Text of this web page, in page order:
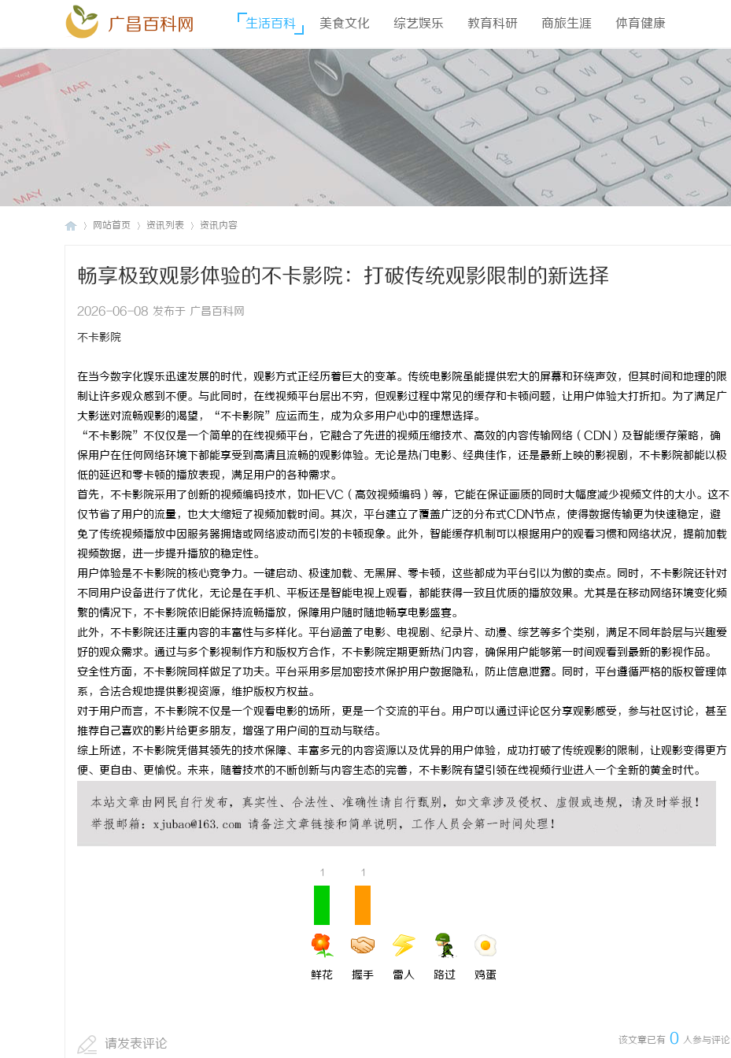
广昌百科网 生活百科 美食文化 综艺娱乐 教育科研 商旅生涯 体育健康
网站首页 资讯列表 资讯内容
畅享极致观影体验的不卡影院：打破传统观影限制的新选择
2026-06-08 发布于 广昌百科网
不卡影院
在当今数字化娱乐迅速发展的时代，观影方式正经历着巨大的变革。传统电影院虽能提供宏大的屏幕和环绕声效，但其时间和地理的限
制让许多观众感到不便。与此同时，在线视频平台层出不穷，但观影过程中常见的缓存和卡顿问题，让用户体验大打折扣。为了满足广
大影迷对流畅观影的渴望，“不卡影院”应运而生，成为众多用户心中的理想选择。
“不卡影院”不仅仅是一个简单的在线视频平台，它融合了先进的视频压缩技术、高效的内容传输网络（CDN）及智能缓存策略，确
保用户在任何网络环境下都能享受到高清且流畅的观影体验。无论是热门电影、经典佳作，还是最新上映的影视剧，不卡影院都能以极
低的延迟和零卡顿的播放表现，满足用户的各种需求。
首先，不卡影院采用了创新的视频编码技术，如HEVC（高效视频编码）等，它能在保证画质的同时大幅度减少视频文件的大小。这不
仅节省了用户的流量，也大大缩短了视频加载时间。其次，平台建立了覆盖广泛的分布式CDN节点，使得数据传输更为快速稳定，避
免了传统视频播放中因服务器拥堵或网络波动而引发的卡顿现象。此外，智能缓存机制可以根据用户的观看习惯和网络状况，提前加载
视频数据，进一步提升播放的稳定性。
用户体验是不卡影院的核心竞争力。一键启动、极速加载、无黑屏、零卡顿，这些都成为平台引以为傲的卖点。同时，不卡影院还针对
不同用户设备进行了优化，无论是在手机、平板还是智能电视上观看，都能获得一致且优质的播放效果。尤其是在移动网络环境变化频
繁的情况下，不卡影院依旧能保持流畅播放，保障用户随时随地畅享电影盛宴。
此外，不卡影院还注重内容的丰富性与多样化。平台涵盖了电影、电视剧、纪录片、动漫、综艺等多个类别，满足不同年龄层与兴趣爱
好的观众需求。通过与多个影视制作方和版权方合作，不卡影院定期更新热门内容，确保用户能够第一时间观看到最新的影视作品。
安全性方面，不卡影院同样做足了功夫。平台采用多层加密技术保护用户数据隐私，防止信息泄露。同时，平台遵循严格的版权管理体
系，合法合规地提供影视资源，维护版权方权益。
对于用户而言，不卡影院不仅是一个观看电影的场所，更是一个交流的平台。用户可以通过评论区分享观影感受，参与社区讨论，甚至
推荐自己喜欢的影片给更多朋友，增强了用户间的互动与联结。
综上所述，不卡影院凭借其领先的技术保障、丰富多元的内容资源以及优异的用户体验，成功打破了传统观影的限制，让观影变得更方
便、更自由、更愉悦。未来，随着技术的不断创新与内容生态的完善，不卡影院有望引领在线视频行业进入一个全新的黄金时代。
1
鲜花
1
握手 雷人 路过 鸡蛋
该文章已有 0 人参与评论
请发表评论
武汉配眼镜 上海配眼镜
全解析